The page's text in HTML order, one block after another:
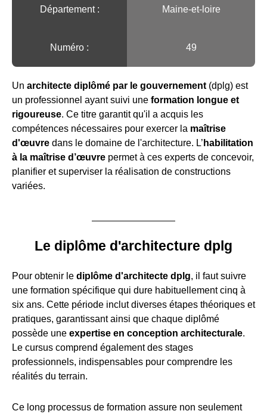
Département : Maine-et-loire
Numéro : 49
Un architecte diplômé par le gouvernement (dplg) est
un professionnel ayant suivi une formation longue et
rigoureuse. Ce titre garantit qu'il a acquis les
compétences nécessaires pour exercer la maîtrise
d'œuvre dans le domaine de l'architecture. L’ habilitation
à la maîtrise d’œuvre permet à ces experts de concevoir,
planifier et superviser la réalisation de constructions
variées.
Le diplôme d'architecture dplg
Pour obtenir le diplôme d'architecte dplg, il faut suivre
une formation spécifique qui dure habituellement cinq à
six ans. Cette période inclut diverses étapes théoriques et
pratiques, garantissant ainsi que chaque diplômé
possède une expertise en conception architecturale.
Le cursus comprend également des stages
professionnels, indispensables pour comprendre les
réalités du terrain.
Ce long processus de formation assure non seulement